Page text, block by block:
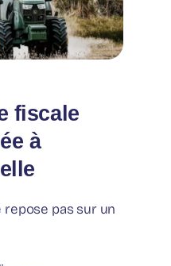
fiscale
à
repose pas sur un